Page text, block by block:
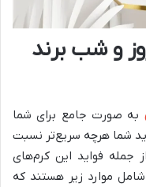
و شب برند
به صورت جامع برای شما
شما هرچه سریع‌تر نسبت
جمله فواید این کرم‌های
موارد زیر هستند که